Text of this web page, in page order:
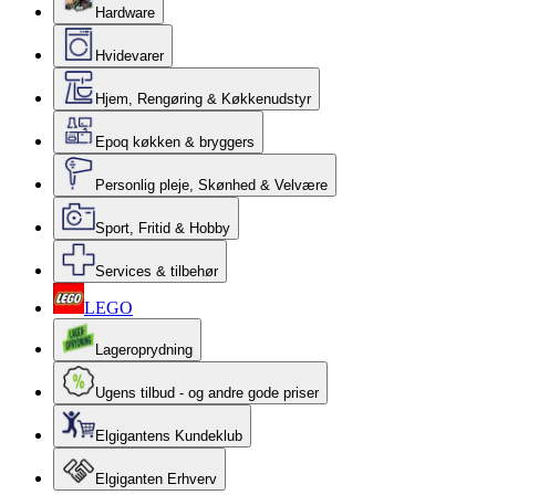
Hardware
Hvidevarer
Hjem, Rengøring & Køkkenudstyr
Epoq køkken & bryggers
Personlig pleje, Skønhed & Velvære
Sport, Fritid & Hobby
Services & tilbehør
LEGO
Lageroprydning
Ugens tilbud - og andre gode priser
Elgigantens Kundeklub
Elgiganten Erhverv